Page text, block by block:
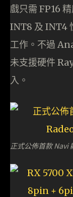
戲只需 FP16
INT8 及 INT4
工作。不過
未支援硬件
入。
正式公佈首款 Navi